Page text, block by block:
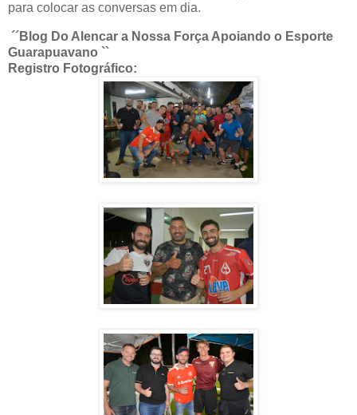
para colocar as conversas em dia.
´´Blog Do Alencar a Nossa Força Apoiando o Esporte
Guarapuavano ``
Registro Fotográfico: